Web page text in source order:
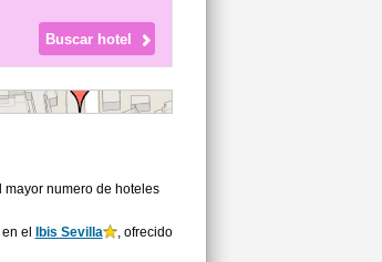
mayor numero de hoteles
el Ibis Sevilla
, ofrecido